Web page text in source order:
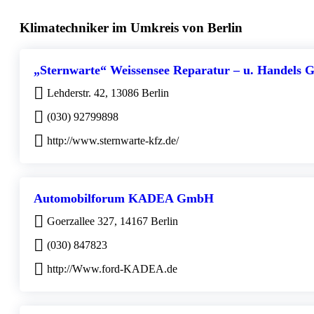
Klimatechniker im Umkreis von Berlin
„Sternwarte“ Weissensee Reparatur – u. Handels
Lehderstr. 42, 13086 Berlin
(030) 92799898
http://www.sternwarte-kfz.de/
Automobilforum KADEA GmbH
Goerzallee 327, 14167 Berlin
(030) 847823
http://Www.ford-KADEA.de